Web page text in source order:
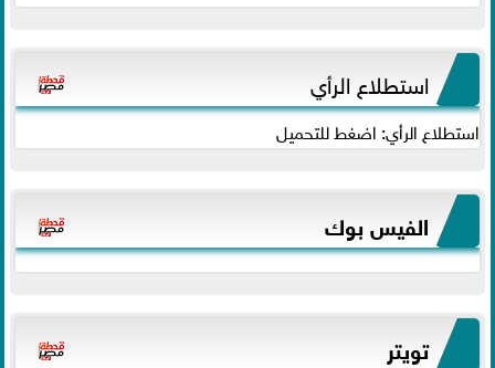
استطلاع الرأي
استطلاع الرأي: اضغط للتحميل
الفيس بوك
تويتر